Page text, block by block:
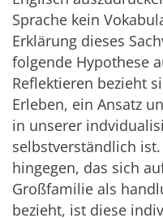
Sprache kein
Erklärung dieses
folgende Hypothese
Reflektieren bezieht
Erleben, ein Ansatz
in unserer
selbstverständlich
hingegen, das sich
Großfamilie als
bezieht, ist diese